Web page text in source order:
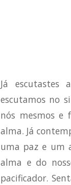
Já escutastes
escutamos no
nós mesmos e
alma. Já
uma paz e um
alma e do
pacificador.